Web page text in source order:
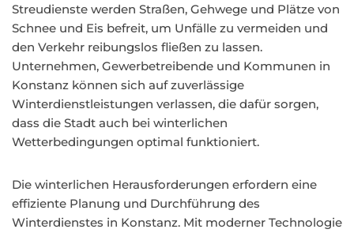
Streudienste werden Straßen, Gehwege und Plätze von
Schnee und Eis befreit, um Unfälle zu vermeiden und
den Verkehr reibungslos fließen zu lassen.
Unternehmen, Gewerbetreibende und Kommunen in
Konstanz können sich auf zuverlässige
Winterdienstleistungen verlassen, die dafür sorgen,
dass die Stadt auch bei winterlichen
Wetterbedingungen optimal funktioniert.
Die winterlichen Herausforderungen erfordern eine
effiziente Planung und Durchführung des
Winterdienstes in Konstanz. Mit moderner Technologie